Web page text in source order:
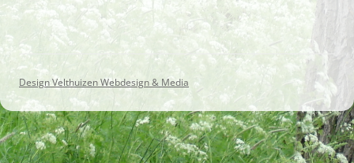
Design Velthuizen Webdesign & Media